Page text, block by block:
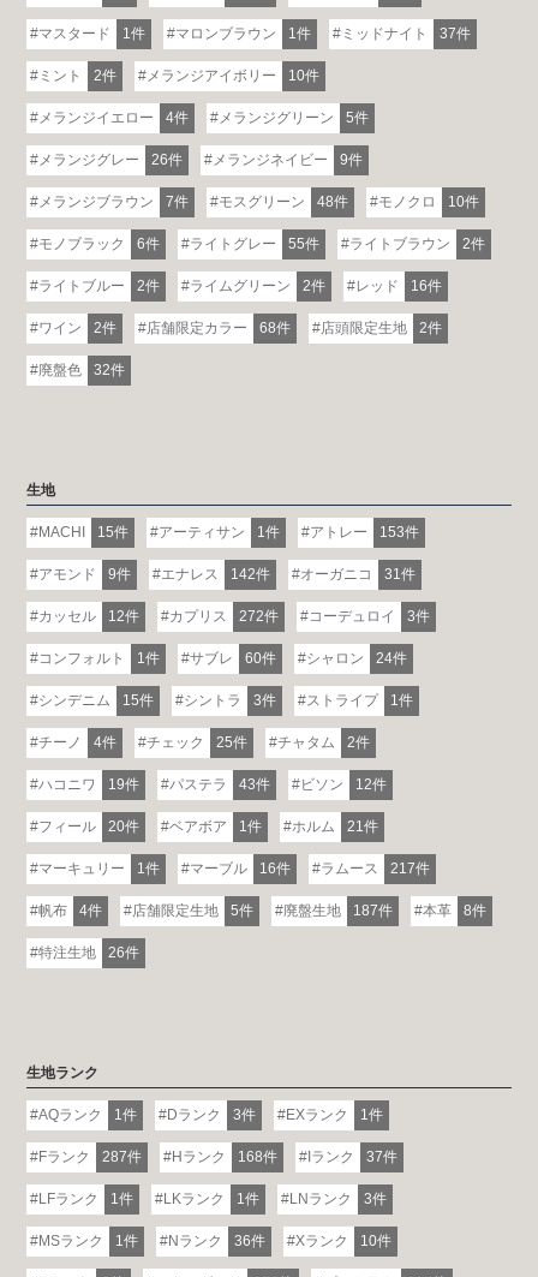
マスタード 1件 マロンブラウン 1件 ミッドナイト 37件
ミント 2件 メランジアイボリー 10件
メランジイエロー 4件 メランジグリーン 5件
メランジグレー 26件 メランジネイビー 9件
メランジブラウン 7件 モスグリーン 48件 モノクロ 10件
モノブラック 6件 ライトグレー 55件 ライトブラウン 2件
ライトブルー 2件 ライムグリーン 2件 レッド 16件
ワイン 2件 店舗限定カラー 68件 店頭限定生地 2件
廃盤色 32件
生地
MACHI 15件 アーティサン 1件 アトレー 153件
アモンド 9件 エナレス 142件 オーガニコ 31件
カッセル 12件 カプリス 272件 コーデュロイ 3件
コンフォルト 1件 サブレ 60件 シャロン 24件
シンデニム 15件 シントラ 3件 ストライプ 1件
チーノ 4件 チェック 25件 チャタム 2件
ハコニワ 19件 パステラ 43件 ビソン 12件
フィール 20件 ベアボア 1件 ホルム 21件
マーキュリー 1件 マーブル 16件 ラムース 217件
帆布 4件 店舗限定生地 5件 廃盤生地 187件 本革 8件
特注生地 26件
生地ランク
AQランク 1件 Dランク 3件 EXランク 1件
Fランク 287件 Hランク 168件 Iランク 37件
LFランク 1件 LKランク 1件 LNランク 3件
MSランク 1件 Nランク 36件 Xランク 10件